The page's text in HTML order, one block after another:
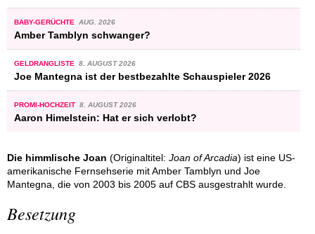
BABY-GERÜCHTE AUG. 2026
Amber Tamblyn schwanger?
GELDRANGLISTE 8. AUGUST 2026
Joe Mantegna ist der bestbezahlte Schauspieler 2026
PROMI-HOCHZEIT 8. AUGUST 2026
Aaron Himelstein: Hat er sich verlobt?
Die himmlische Joan (Originaltitel: Joan of Arcadia) ist eine US-
amerikanische Fernsehserie mit Amber Tamblyn und Joe
Mantegna, die von 2003 bis 2005 auf CBS ausgestrahlt wurde.
Besetzung